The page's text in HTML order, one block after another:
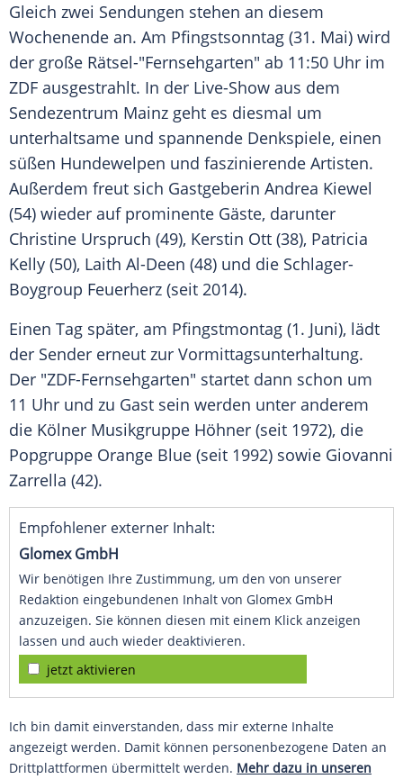
Gleich zwei Sendungen stehen an diesem
Wochenende an. Am Pfingstsonntag (31. Mai) wird
der große Rätsel-"Fernsehgarten" ab 11:50 Uhr im
ZDF ausgestrahlt. In der Live-Show aus dem
Sendezentrum Mainz geht es diesmal um
unterhaltsame und spannende Denkspiele, einen
süßen Hundewelpen und faszinierende Artisten.
Außerdem freut sich Gastgeberin Andrea Kiewel
(54) wieder auf prominente Gäste, darunter
Christine Urspruch (49), Kerstin Ott (38), Patricia
Kelly (50), Laith Al-Deen (48) und die Schlager-
Boygroup Feuerherz (seit 2014).
Einen Tag später, am Pfingstmontag (1. Juni), lädt
der Sender erneut zur Vormittagsunterhaltung.
Der "ZDF-Fernsehgarten" startet dann schon um
11 Uhr und zu Gast sein werden unter anderem
die Kölner Musikgruppe Höhner (seit 1972), die
Popgruppe Orange Blue (seit 1992) sowie Giovanni
Zarrella (42).
Empfohlener externer Inhalt:
Glomex GmbH
Wir benötigen Ihre Zustimmung, um den von unserer
Redaktion eingebundenen Inhalt von Glomex GmbH
anzuzeigen. Sie können diesen mit einem Klick anzeigen
lassen und auch wieder deaktivieren.
jetzt aktivieren
Ich bin damit einverstanden, dass mir externe Inhalte
angezeigt werden. Damit können personenbezogene Daten an
Drittplattformen übermittelt werden. Mehr dazu in unseren